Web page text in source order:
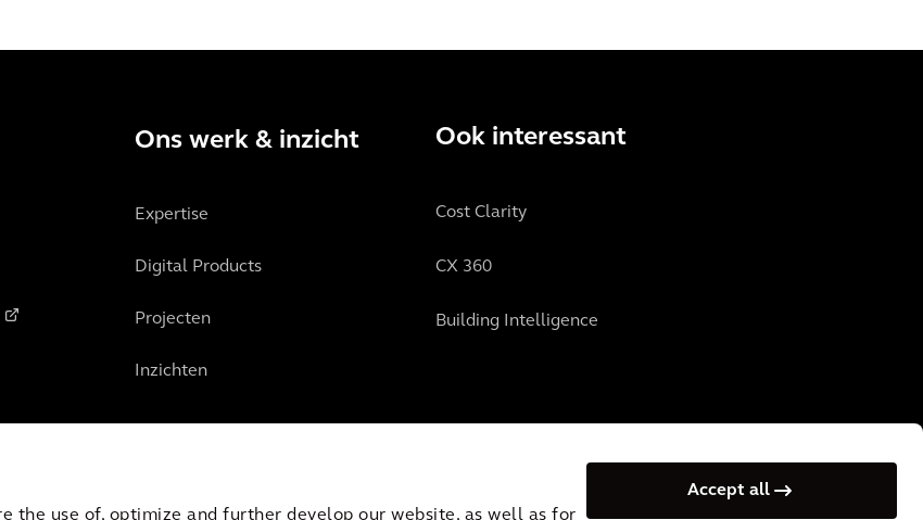
the use of, optimize and further develop our website, as well as for
Accept all
Ons werk & inzicht
Expertise
Digital Products
Projecten
Inzichten
Ook interessant
Cost Clarity
CX 360
Building Intelligence